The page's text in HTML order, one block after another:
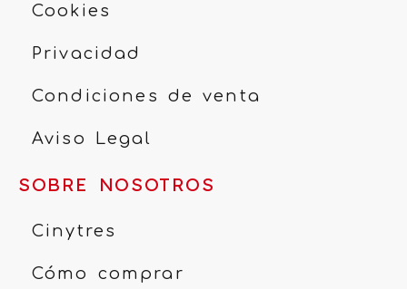
Cookies
Privacidad
Condiciones de venta
Aviso Legal
SOBRE NOSOTROS
Cinytres
Cómo comprar